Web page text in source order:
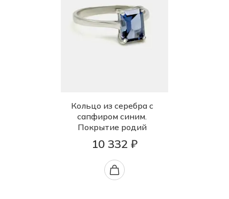
Кольцо из серебра с
сапфиром синим.
Покрытие родий
10 332 ₽